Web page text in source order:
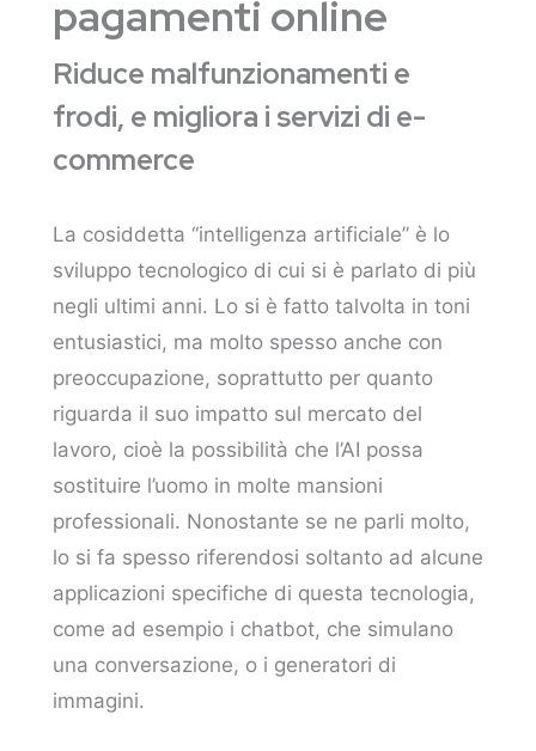
pagamenti online
Riduce malfunzionamenti e
frodi, e migliora i servizi di e-
commerce
La cosiddetta “intelligenza artificiale” è lo
sviluppo tecnologico di cui si è parlato di più
negli ultimi anni. Lo si è fatto talvolta in toni
entusiastici, ma molto spesso anche con
preoccupazione, soprattutto per quanto
riguarda il suo impatto sul mercato del
lavoro, cioè la possibilità che l’AI possa
sostituire l’uomo in molte mansioni
professionali. Nonostante se ne parli molto,
lo si fa spesso riferendosi soltanto ad alcune
applicazioni specifiche di questa tecnologia,
come ad esempio i chatbot, che simulano
una conversazione, o i generatori di
immagini.